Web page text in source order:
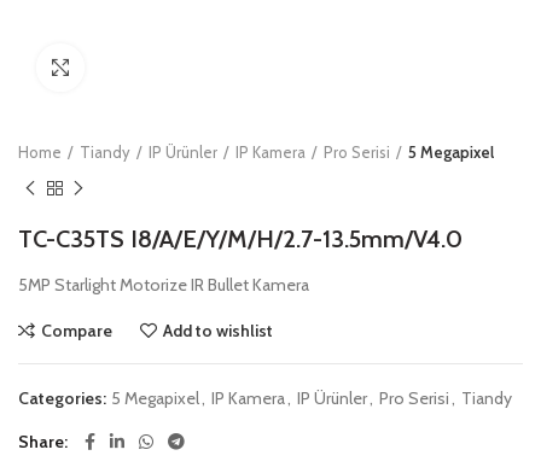
Home Tiandy IP Ürünler IP Kamera Pro Serisi 5 Megapixel
TC-C35TS I8/A/E/Y/M/H/2.7-13.5mm/V4.0
5MP Starlight Motorize IR Bullet Kamera
Compare Add to wishlist
Categories: 5 Megapixel, IP Kamera, IP Ürünler, Pro Serisi, Tiandy
Share